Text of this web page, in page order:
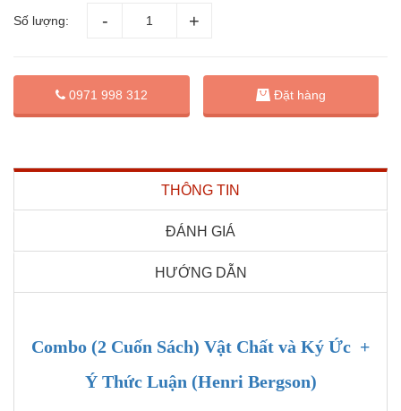
Số lượng:
0971 998 312 Đặt hàng
THÔNG TIN
ĐÁNH GIÁ
HƯỚNG DẪN
Combo (2 Cuốn Sách) Vật Chất và Ký Ức +
Ý Thức Luận (Henri Bergson)